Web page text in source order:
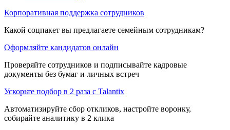
Корпоративная поддержка сотрудников
Какой соцпакет вы предлагаете семейным сотрудникам?
Оформляйте кандидатов онлайн
Проверяйте сотрудников и подписывайте кадровые
документы без бумаг и личных встреч
Ускорьте подбор в 2 раза с Talantix
Автоматизируйте сбор откликов, настройте воронку,
собирайте аналитику в 2 клика